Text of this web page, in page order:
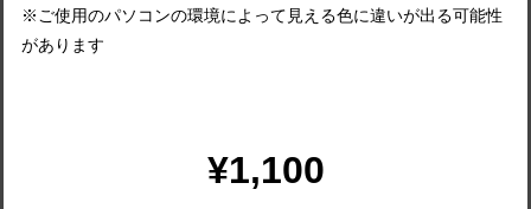
※ご使用のパソコンの環境によって見える色に違いが出る可能性
があります
¥1,100